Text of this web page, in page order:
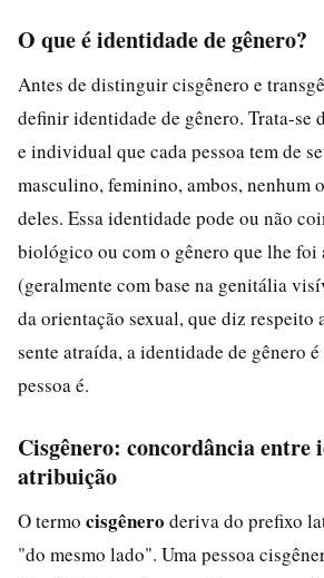
O que é identidade de gênero?
Antes de distinguir cisgênero e
definir identidade de gênero. Trata-se
e individual que cada pessoa tem de
masculino, feminino, ambos, nenhum
deles. Essa identidade pode ou não
biológico ou com o gênero que lhe foi
(geralmente com base na genitália
da orientação sexual, que diz respeito
sente atraída, a identidade de gênero
pessoa é.
Cisgênero: concordância entre
atribuição
O termo cisgênero deriva do prefixo
"do mesmo lado". Uma pessoa